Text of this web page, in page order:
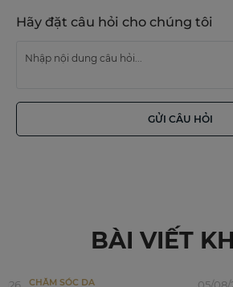
Hãy đặt câu hỏi cho chúng tôi
GỬI CÂU HỎI
BÀI VIẾT
CHĂM SÓC DA